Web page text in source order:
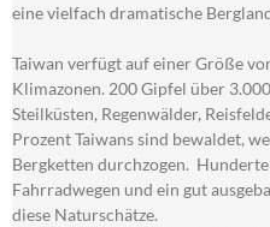
eine vielfach dramatische
Taiwan verfügt auf einer Größe
Klimazonen. 200 Gipfel über
Steilküsten, Regenwälder,
Prozent Taiwans sind bewaldet,
Bergketten durchzogen.
Fahrradwegen und ein gut
diese Naturschätze.